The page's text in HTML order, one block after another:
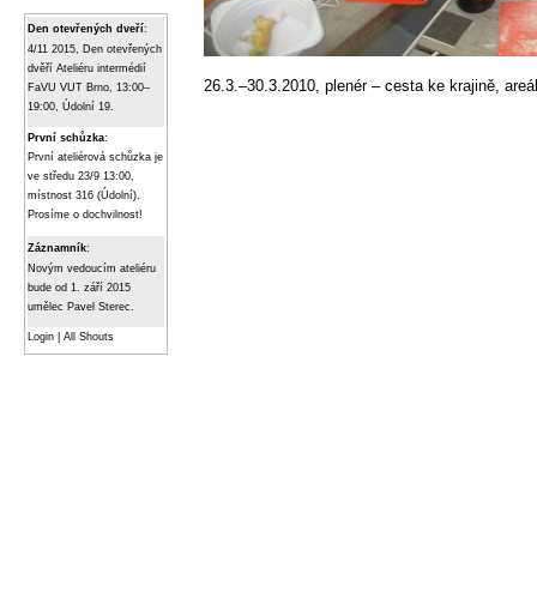
Den otevřených dveří:
4/11 2015, Den otevřených
dvěří Ateliéru intermédií
FaVU VUT Brno, 13:00–
19:00, Údolní 19.
První schůzka:
První ateliérová schůzka je
ve středu 23/9 13:00,
místnost 316 (Údolní).
Prosíme o dochvilnost!
Záznamník:
Novým vedoucím ateliéru
bude od 1. září 2015
umělec Pavel Sterec.
Login All Shouts
26.3.–30.3.2010, plenér – cesta ke krajině,